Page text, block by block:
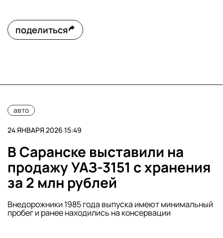
поделиться
авто
24 ЯНВАРЯ 2026 15:49
В Саранске выставили на
продажу УАЗ-3151 с хранения
за 2 млн рублей
Внедорожники 1985 года выпуска имеют минимальный
пробег и ранее находились на консервации